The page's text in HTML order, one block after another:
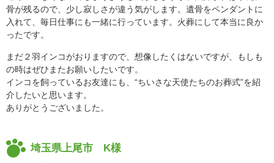
骨が残るので、少し寂しさが違う気がします。遺骨をペンダントに
入れて、毎日仕事にも一緒に行っています。火葬にして本当に良か
ったです。
まだ２羽インコがおりますので、想像したくはないですが、もしも
の時はぜひまたお願いしたいです。
インコを飼っているお友達にも、“ちいさな天使たちのお葬式”を紹
介したいと思います。
ありがとうございました。
埼玉県上尾市 K様